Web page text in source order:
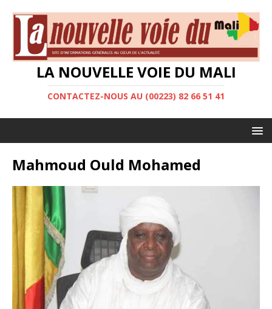
LA NOUVELLE VOIE DU MALI
CONTACTEZ-NOUS AU (00223) 82 66 51 41
Mahmoud Ould Mohamed